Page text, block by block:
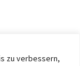
zu verbessern,